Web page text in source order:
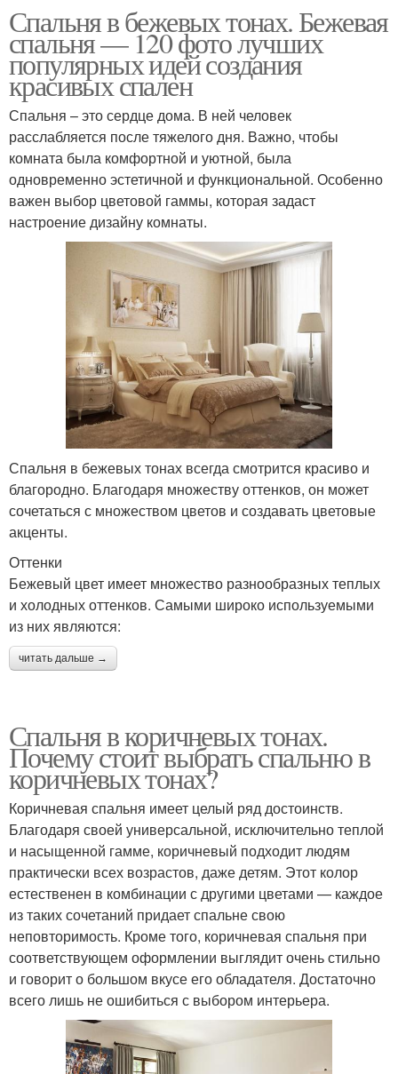
Спальня в бежевых тонах. Бежевая
спальня — 120 фото лучших
популярных идей создания
красивых спален
Спальня – это сердце дома. В ней человек
расслабляется после тяжелого дня. Важно, чтобы
комната была комфортной и уютной, была
одновременно эстетичной и функциональной. Особенно
важен выбор цветовой гаммы, которая задаст
настроение дизайну комнаты.
Спальня в бежевых тонах всегда смотрится красиво и
благородно. Благодаря множеству оттенков, он может
сочетаться с множеством цветов и создавать цветовые
акценты.
Оттенки
Бежевый цвет имеет множество разнообразных теплых
и холодных оттенков. Самыми широко используемыми
из них являются:
читать дальше →
Спальня в коричневых тонах.
Почему стоит выбрать спальню в
коричневых тонах?
Коричневая спальня имеет целый ряд достоинств.
Благодаря своей универсальной, исключительно теплой
и насыщенной гамме, коричневый подходит людям
практически всех возрастов, даже детям. Этот колор
естественен в комбинации с другими цветами — каждое
из таких сочетаний придает спальне свою
неповторимость. Кроме того, коричневая спальня при
соответствующем оформлении выглядит очень стильно
и говорит о большом вкусе его обладателя. Достаточно
всего лишь не ошибиться с выбором интерьера.